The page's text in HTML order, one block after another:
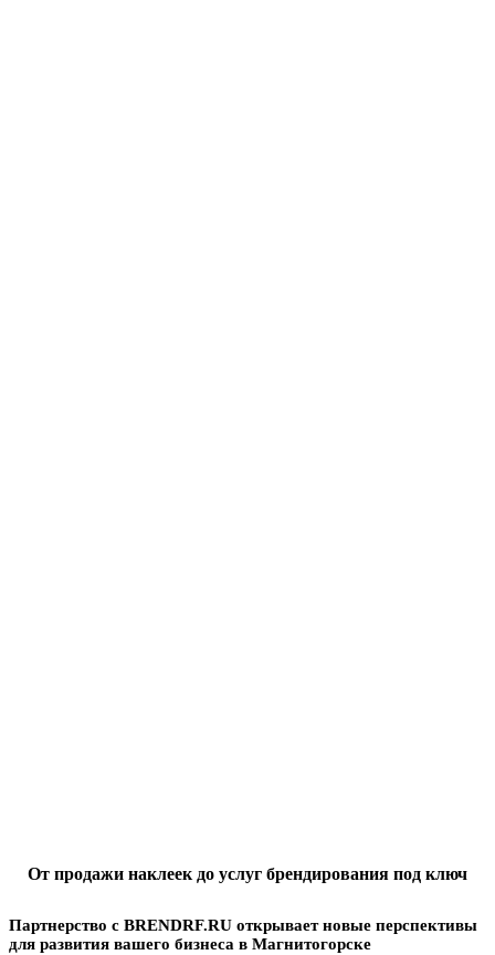
От продажи наклеек до услуг брендирования под ключ
Партнерство с BRENDRF.RU открывает новые перспективы
для развития вашего бизнеса в Магнитогорске